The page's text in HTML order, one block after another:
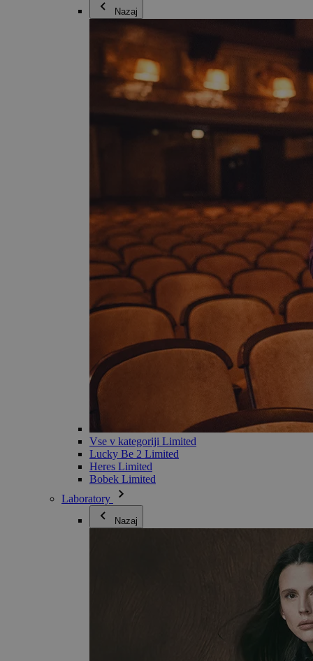
Nazaj
Vse v kategoriji Limited
Lucky Be 2 Limited
Heres Limited
Bobek Limited
Laboratory
Nazaj